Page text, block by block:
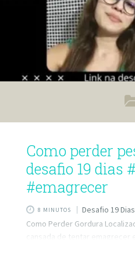
Como perder
desafio 19 dias
#emagrecer
8 MINUTOS
Desafio 19
Como Perder Gordura
cansada de tentar emagrecer
artigo pode ser o empurrão